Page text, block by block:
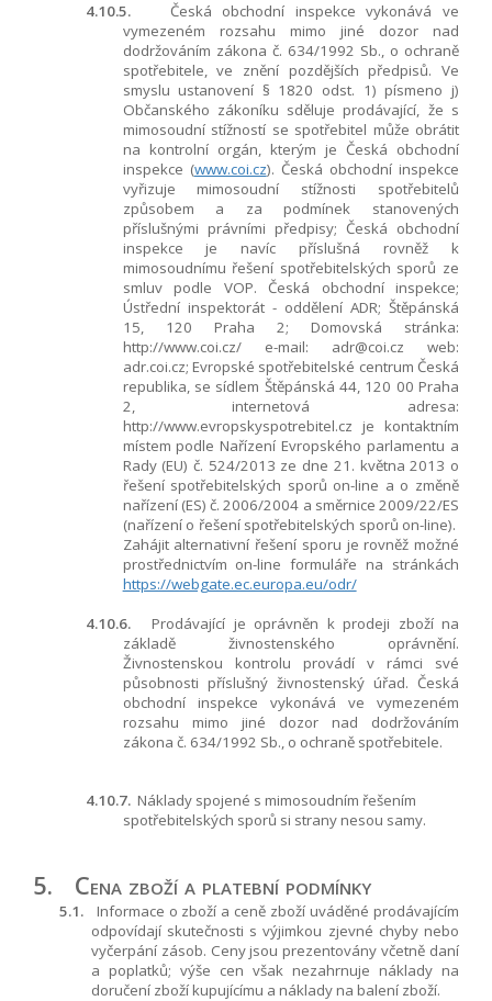
4.10.5.
Česká obchodní inspekce vykonává ve
vymezeném rozsahu mimo jiné dozor nad
dodržováním zákona č. 634/1992 Sb., o ochraně
spotřebitele, ve znění pozdějších předpisů. Ve
smyslu ustanovení § 1820 odst. 1) písmeno j)
Občanského zákoníku sděluje prodávající, že s
mimosoudní stížností se spotřebitel může obrátit
na kontrolní orgán, kterým je Česká obchodní
inspekce (www.coi.cz). Česká obchodní inspekce
vyřizuje mimosoudní stížnosti spotřebitelů
způsobem a za podmínek stanovených
příslušnými právními předpisy; Česká obchodní
inspekce je navíc příslušná rovněž k
mimosoudnímu řešení spotřebitelských sporů ze
smluv podle VOP. Česká obchodní inspekce;
Ústřední inspektorát - oddělení ADR; Štěpánská
15, 120 Praha 2; Domovská stránka:
http://www.coi.cz/ e-mail: adr@coi.cz web:
adr.coi.cz; Evropské spotřebitelské centrum Česká
republika, se sídlem Štěpánská 44, 120 00 Praha
2, internetová adresa:
http://www.evropskyspotrebitel.cz je kontaktním
místem podle Nařízení Evropského parlamentu a
Rady (EU) č. 524/2013 ze dne 21. května 2013 o
řešení spotřebitelských sporů on-line a o změně
nařízení (ES) č. 2006/2004 a směrnice 2009/22/ES
(nařízení o řešení spotřebitelských sporů on-line).
Zahájit alternativní řešení sporu je rovněž možné
prostřednictvím on-line formuláře na stránkách
https://webgate.ec.europa.eu/odr/
4.10.6.
Prodávající je oprávněn k prodeji zboží na
základě živnostenského oprávnění.
Živnostenskou kontrolu provádí v rámci své
působnosti příslušný živnostenský úřad. Česká
obchodní inspekce vykonává ve vymezeném
rozsahu mimo jiné dozor nad dodržováním
zákona č. 634/1992 Sb., o ochraně spotřebitele.
4.10.7. Náklady spojené s mimosoudním řešením
spotřebitelských sporů si strany nesou samy.
5. Cena zboží a platební podmínky
5.1.
Informace o zboží a ceně zboží uváděné prodávajícím
odpovídají skutečnosti s výjimkou zjevné chyby nebo
vyčerpání zásob. Ceny jsou prezentovány včetně daní
a poplatků; výše cen však nezahrnuje náklady na
doručení zboží kupujícímu a náklady na balení zboží.